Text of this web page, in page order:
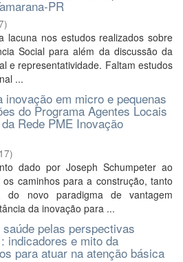
PR
)
lacuna nos estudos realizados sobre
Social para além da discussão da
e representatividade. Faltam estudos
...
em micro e pequenas
do Programa Agentes Locais
Rede PME Inovação
)
dado por Joseph Schumpeter ao
caminhos para a construção, tanto
do novo paradigma de vantagem
da inovação para ...
pelas perspectivas
indicadores e mito da
para atuar na atenção básica